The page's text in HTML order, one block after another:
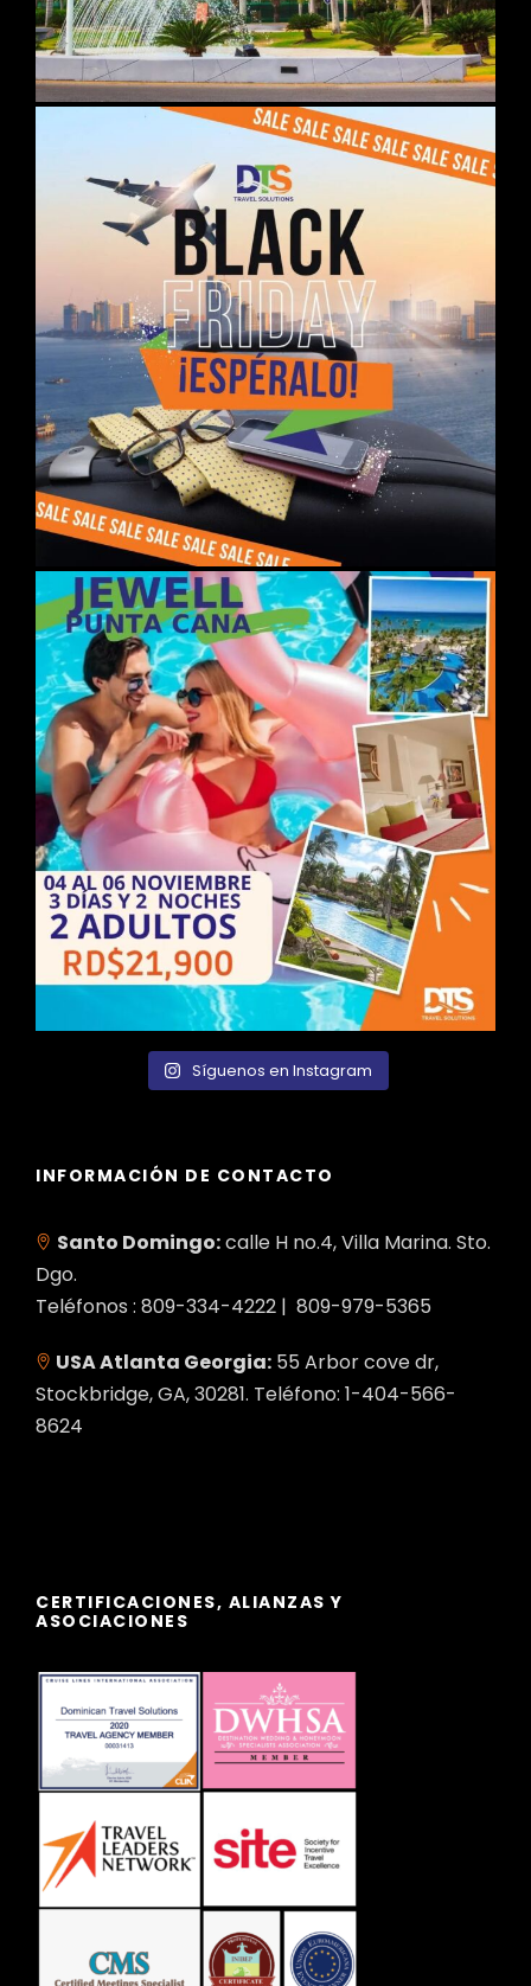
Síguenos en Instagram
INFORMACIÓN DE CONTACTO
Santo Domingo:calle H no.4, Villa Marina. Sto.
Dgo.
Teléfonos : 809-334-4222 | 809-979-5365
USA Atlanta Georgia: 55 Arbor cove dr,
Stockbridge, GA, 30281. Teléfono: 1-404-566-
8624
CERTIFICACIONES, ALIANZAS Y
ASOCIACIONES